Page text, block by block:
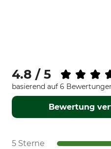
4.8 / 5
basierend auf 6
Bewertung
5 Sterne